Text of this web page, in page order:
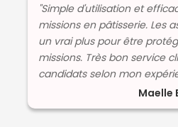
"Simple d'utilisation et
missions en pâtisserie. Les
un vrai plus pour être
missions. Très bon service
candidats selon mon
Maelle